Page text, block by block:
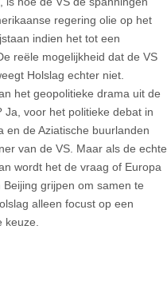
regering olie op het
indien het tot een
reële mogelijkheid dat de VS
Holslag echter niet.
het geopolitieke drama uit de
voor het politieke debat in
en de Aziatische buurlanden
van de VS. Maar als de echte
wordt het de vraag of Europa
grijpen om samen te
alleen focust op een